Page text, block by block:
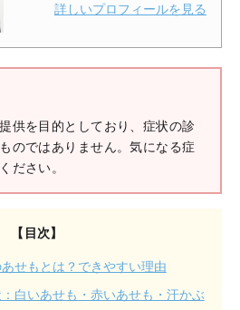
詳しいプロフィールを見る
供を目的としており、症状の診
のではありません。気になる症
ださい。
【目次】
せもとは？できやすい理由
白いあせも・赤いあせも・汗かぶ